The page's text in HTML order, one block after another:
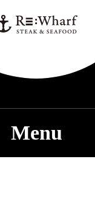
Menu